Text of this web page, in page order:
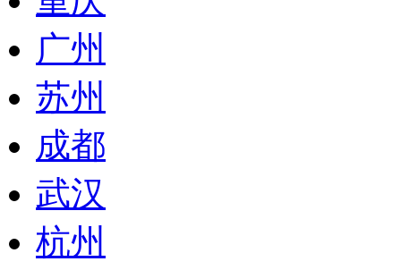
广州
苏州
成都
武汉
杭州